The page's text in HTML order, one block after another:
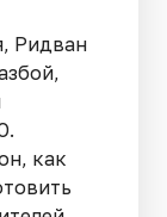
Ридван
как